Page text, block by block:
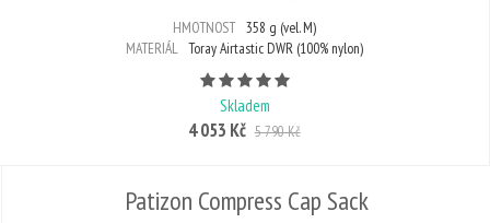
HMOTNOST 358 g (vel. M)
MATERIÁL Toray Airtastic DWR (100% nylon)
Skladem
4 053 Kč 5 790 Kč
Patizon Compress Cap Sack